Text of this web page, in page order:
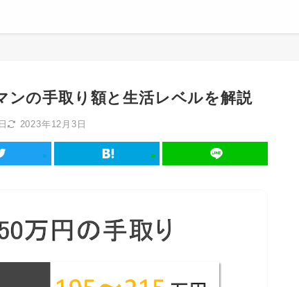
ンの手取り額と生活レベルを解説
2023年12月3日